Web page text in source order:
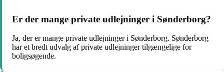
Er der mange private udlejninger i Sønderborg?
Ja, der er mange private udlejninger i Sønderborg. Sønderborg
har et bredt udvalg af private udlejninger tilgængelige for
boligsøgende.